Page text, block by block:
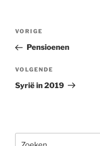
Bericht
Vorig
bericht
VORIGE
Pensioenen
Volgend
bericht
VOLGENDE
Syrië in 2019